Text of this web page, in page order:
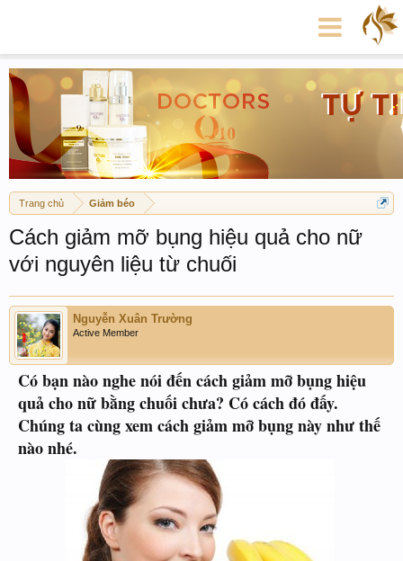
Trang chủ Giảm béo
Cách giảm mỡ bụng hiệu quả cho nữ
với nguyên liệu từ chuối
Nguyễn Xuân Trường
Active Member
Có bạn nào nghe nói đến cách giảm mỡ bụng hiệu
quả cho nữ bằng chuối chưa? Có cách đó đấy.
Chúng ta cùng xem cách giảm mỡ bụng này như thế
nào nhé.